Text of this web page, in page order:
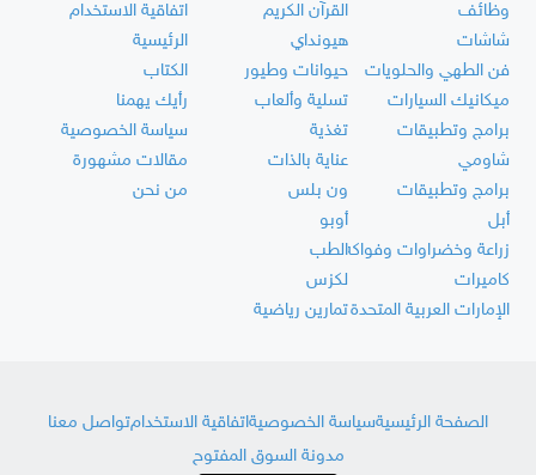
وظائف
القرآن الكريم
شاشات
هيونداي
فن الطهي والحلويات
حيوانات وطيور
ميكانيك السيارات
تسلية وألعاب
برامج وتطبيقات
تغذية
شاومي
عناية بالذات
برامج وتطبيقات
ون بلس
أبل
أوبو
زراعة وخضراوات وفواكهالطب
كاميرات
لكزس
الإمارات العربية المتحدةتمارين رياضية
اتفاقية الاستخدام
الرئيسية
الكتاب
رأيك يهمنا
سياسة الخصوصية
مقالات مشهورة
من نحن
الصفحة الرئيسيةسياسة الخصوصيةاتفاقية الاستخدامتواصل معنا
مدونة السوق المفتوح